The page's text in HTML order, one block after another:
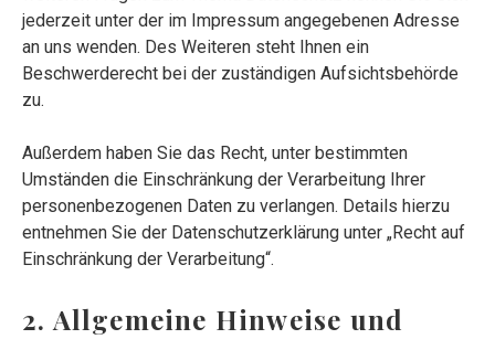
jederzeit unter der im Impressum angegebenen Adresse
an uns wenden. Des Weiteren steht Ihnen ein
Beschwerderecht bei der zuständigen Aufsichtsbehörde
zu.
Außerdem haben Sie das Recht, unter bestimmten
Umständen die Einschränkung der Verarbeitung Ihrer
personenbezogenen Daten zu verlangen. Details hierzu
entnehmen Sie der Datenschutzerklärung unter „Recht auf
Einschränkung der Verarbeitung“.
2. Allgemeine Hinweise und